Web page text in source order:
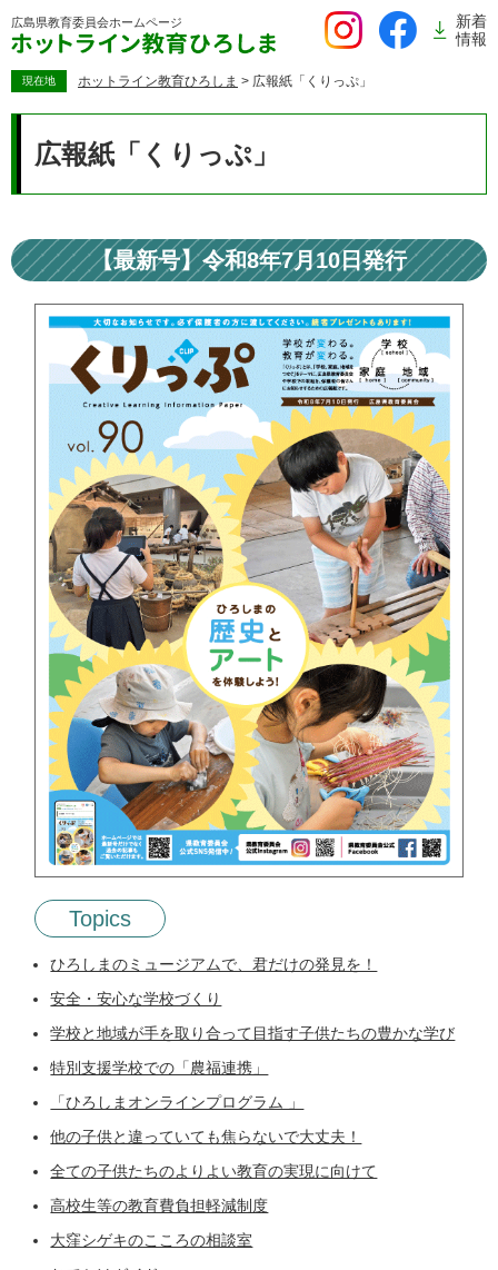
ー
広島県教育委員会ホームページ
新着
情報
現在地 ホットライン教育ひろしま > 広報紙「くりっぷ」
広報紙「くりっぷ」
【最新号】令和8年7月10日発行
Topics
ひろしまのミュージアムで、君だけの発見を！
安全・安心な学校づくり
学校と地域が手を取り合って目指す子供たちの豊かな学び
特別支援学校での「農福連携」
「ひろしまオンラインプログラム 」
他の子供と違っていても焦らないで大丈夫！
全ての子供たちのよりよい教育の実現に向けて
高校生等の教育費負担軽減制度
大窪シゲキのこころの相談室